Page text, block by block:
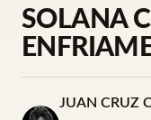
SOLANA
JUAN CRUZ